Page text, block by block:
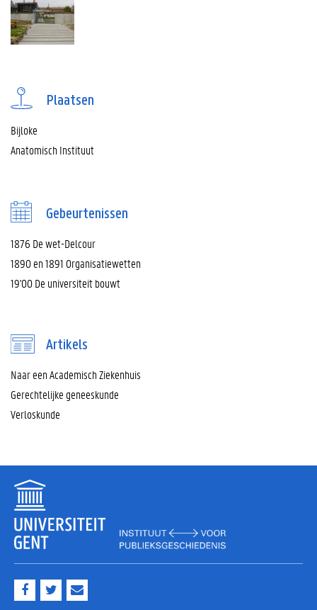
Plaatsen
Bijloke
Anatomisch Instituut
Gebeurtenissen
1876 De wet-Delcour
1890 en 1891 Organisatiewetten
19'00 De universiteit bouwt
Artikels
Naar een Academisch Ziekenhuis
Gerechtelijke geneeskunde
Verloskunde